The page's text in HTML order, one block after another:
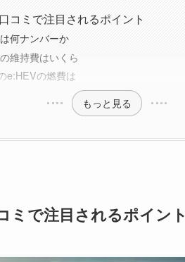
コミで注目されるポイント
何ナンバーか
維持費はいくら
e:HEVの燃費は
もっと見る
ミで注目されるポイント